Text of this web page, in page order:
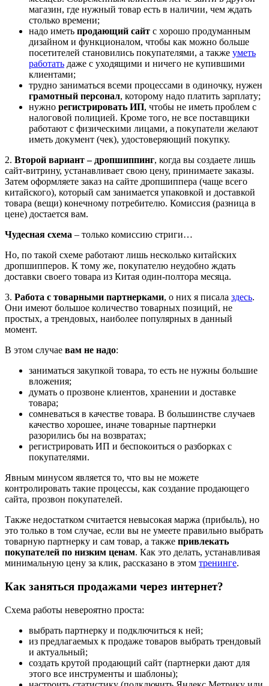
магазин, где нужный товар есть в наличии, чем ждать
столько времени;
надо иметь продающий сайт с хорошо продуманным
дизайном и функционалом, чтобы как можно больше
посетителей становились покупателями, а также уметь
работать даже с уходящими и ничего не купившими
клиентами;
трудно заниматься всеми процессами в одиночку, нужен
грамотный персонал, которому надо платить зарплату;
нужно регистрировать ИП, чтобы не иметь проблем с
налоговой полицией. Кроме того, не все поставщики
работают с физическими лицами, а покупатели желают
иметь документ (чек), удостоверяющий покупку.
2. Второй вариант – дропшиппинг, когда вы создаете лишь
сайт-витрину, устанавливает свою цену, принимаете заказы.
Затем оформляете заказ на сайте дропшиппера (чаще всего
китайского), который сам занимается упаковкой и доставкой
товара (вещи) конечному потребителю. Комиссия (разница в
цене) достается вам.
Чудесная схема – только комиссию стриги…
Но, по такой схеме работают лишь несколько китайских
дропшипперов. К тому же, покупателю неудобно ждать
доставки своего товара из Китая один-полтора месяца.
3. Работа с товарными партнерками, о них я писала здесь.
Они имеют большое количество товарных позиций, не
простых, а трендовых, наиболее популярных в данный
момент.
В этом случае вам не надо:
заниматься закупкой товара, то есть не нужны большие
вложения;
думать о прозвоне клиентов, хранении и доставке
товара;
сомневаться в качестве товара. В большинстве случаев
качество хорошее, иначе товарные партнерки
разорились бы на возвратах;
регистрировать ИП и беспокоиться о разборках с
покупателями.
Явным минусом является то, что вы не можете
контролировать такие процессы, как создание продающего
сайта, прозвон покупателей.
Также недостатком считается невысокая маржа (прибыль), но
это только в том случае, если вы не умеете правильно выбрать
товарную партнерку и сам товар, а также привлекать
покупателей по низким ценам. Как это делать, устанавливая
минимальную цену за клик, рассказано в этом тренинге.
Как заняться продажами через интернет?
Схема работы невероятно проста:
выбрать партнерку и подключиться к ней;
из предлагаемых к продаже товаров выбрать трендовый
и актуальный;
создать крутой продающий сайт (партнерки дают для
этого все инструменты и шаблоны);